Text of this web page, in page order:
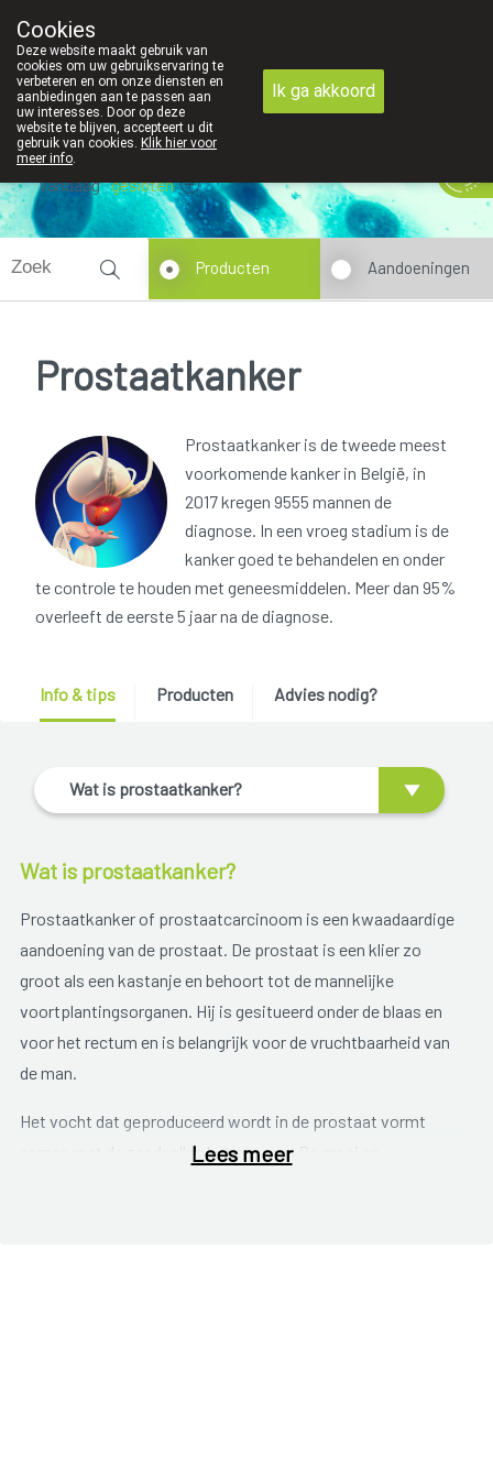
Vandaag gesloten
Producten Aandoeningen
Prostaatkanker
Prostaatkanker is de tweede meest
voorkomende kanker in België, in
2017 kregen 9555 mannen de
diagnose. In een vroeg stadium is de
kanker goed te behandelen en onder
te controle te houden met geneesmiddelen. Meer dan 95%
overleeft de eerste 5 jaar na de diagnose.
Info & tips Producten Advies nodig?
Wat is prostaatkanker?
Wat is prostaatkanker?
Prostaatkanker of prostaatcarcinoom is een kwaadaardige
aandoening van de prostaat. De prostaat is een klier zo
groot als een kastanje en behoort tot de mannelijke
voortplantingsorganen. Hij is gesitueerd onder de blaas en
voor het rectum en is belangrijk voor de vruchtbaarheid van
de man.
Het vocht dat geproduceerd wordt in de prostaat vormt
samen met de zaadcellen het sperma. De groei en
Lees meer
Cookies
Deze website maakt gebruik van
cookies om uw gebruikservaring te
verbeteren en om onze diensten en
aanbiedingen aan te passen aan
uw interesses. Door op deze
website te blijven, accepteert u dit
gebruik van cookies. Klik hier voor
meer info.
Ik ga akkoord